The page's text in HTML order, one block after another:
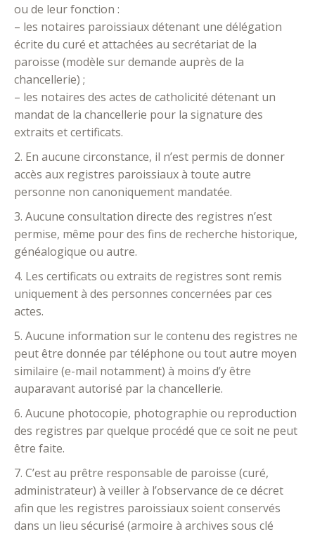
ou de leur fonction :
– les notaires paroissiaux détenant une délégation
écrite du curé et attachées au secrétariat de la
paroisse (modèle sur demande auprès de la
chancellerie) ;
– les notaires des actes de catholicité détenant un
mandat de la chancellerie pour la signature des
extraits et certificats.
2. En aucune circonstance, il n’est permis de donner
accès aux registres paroissiaux à toute autre
personne non canoniquement mandatée.
3. Aucune consultation directe des registres n’est
permise, même pour des fins de recherche historique,
généalogique ou autre.
4. Les certificats ou extraits de registres sont remis
uniquement à des personnes concernées par ces
actes.
5. Aucune information sur le contenu des registres ne
peut être donnée par téléphone ou tout autre moyen
similaire (e-mail notamment) à moins d’y être
auparavant autorisé par la chancellerie.
6. Aucune photocopie, photographie ou reproduction
des registres par quelque procédé que ce soit ne peut
être faite.
7. C’est au prêtre responsable de paroisse (curé,
administrateur) à veiller à l’observance de ce décret
afin que les registres paroissiaux soient conservés
dans un lieu sécurisé (armoire à archives sous clé